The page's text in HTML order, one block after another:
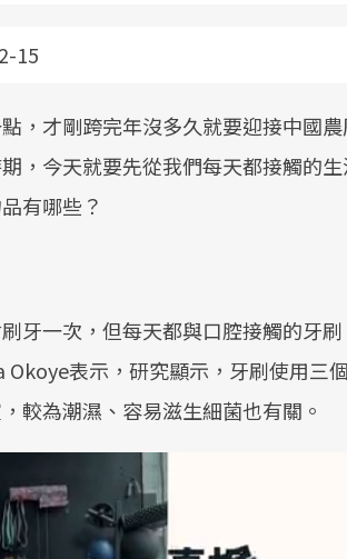
15
，才剛跨完年沒多久就要迎接中國
，今天就要先從我們每天都接觸的
有哪些？
牙一次，但每天都與口腔接觸的牙
表示，研究顯示，牙刷使用三
較為潮濕、容易滋生細菌也有關。
面對超高
邁向「健
狀況、啟
2025年，
健康新生
良醫健康
發，透過